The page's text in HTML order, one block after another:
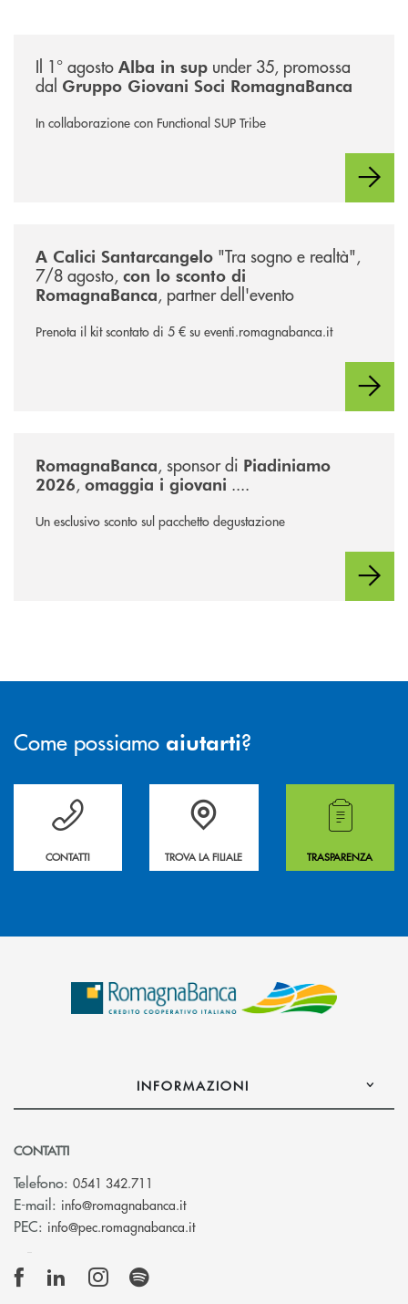
Il 1° agosto Alba in sup under 35, promossa
dal Gruppo Giovani Soci RomagnaBanca
In collaborazione con Functional SUP Tribe
A Calici Santarcangelo "Tra sogno e realtà",
7/8 agosto, con lo sconto di
RomagnaBanca, partner dell'evento
Prenota il kit scontato di 5 € su eventi.romagnabanca.it
RomagnaBanca, sponsor di Piadiniamo
2026, omaggia i giovani ....
Un esclusivo sconto sul pacchetto degustazione
Come possiamo aiutarti?
Per ogni necessità compila il form e noi ti richiamiamo
CONTATTI
La&nbsp; Filiale &nbsp;vicina a te. &nbsp;
TROVA LA FILIALE
Hai bisogno di
TRASPARENZA
INFORMAZIONI
CONTATTI
Telefono: 0541 342.711
E-mail: info@romagnabanca.it(si apre l’app di posta elettronica)
PEC: info@pec.romagnabanca.it(si apre l’app di posta elettronica)